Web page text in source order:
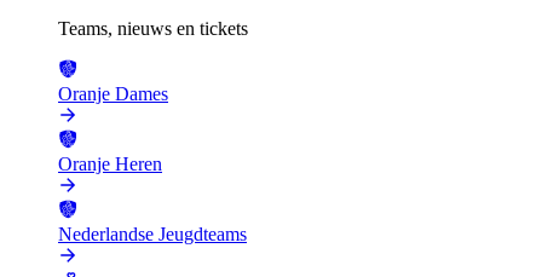
Teams, nieuws en tickets
Oranje Dames
Oranje Heren
Nederlandse Jeugdteams